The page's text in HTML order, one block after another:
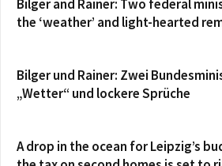
Bilger and Rainer: Two federal
the ‘weather’ and light-hearted
Bilger und Rainer: Zwei
„Wetter“ und lockere Sprüche
A drop in the ocean for Leipzig’s